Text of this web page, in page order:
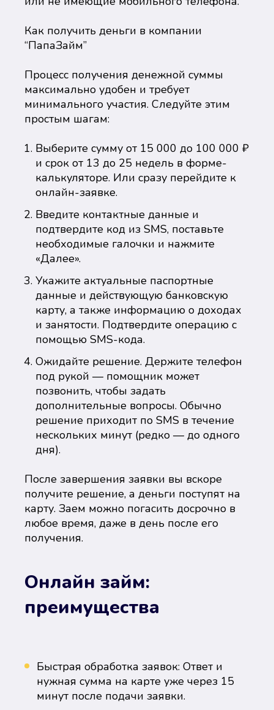
Как получить деньги в компании
“ПапаЗайм”
Процесс получения денежной суммы
максимально удобен и требует
минимального участия. Следуйте этим
простым шагам:
Выберите сумму от 15 000 до 100 000 ₽
и срок от 13 до 25 недель в форме-
калькуляторе. Или сразу перейдите к
онлайн-заявке.
Введите контактные данные и
подтвердите код из SMS, поставьте
необходимые галочки и нажмите
«Далее».
Укажите актуальные паспортные
данные и действующую банковскую
карту, а также информацию о доходах
и занятости. Подтвердите операцию с
помощью SMS-кода.
Ожидайте решение. Держите телефон
под рукой — помощник может
позвонить, чтобы задать
дополнительные вопросы. Обычно
решение приходит по SMS в течение
нескольких минут (редко — до одного
дня).
После завершения заявки вы вскоре
получите решение, а деньги поступят на
карту. Заем можно погасить досрочно в
любое время, даже в день после его
получения.
Онлайн займ:
преимущества
Быстрая обработка заявок: Ответ и
нужная сумма на карте уже через 15
минут после подачи заявки.